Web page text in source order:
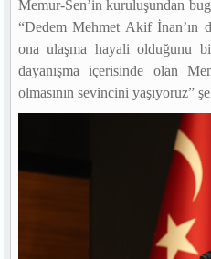
Memur-Sen’in kuruluşundan
“Dedem Mehmet Akif İnan’ın
ona ulaşma hayali olduğunu
dayanışma içerisinde olan
olmasının sevincini yaşıyoruz”